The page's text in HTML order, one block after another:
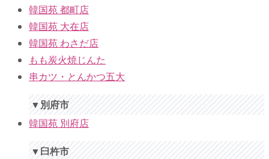
韓国苑 都町店
韓国苑 大在店
韓国苑 わさだ店
もも炭火焼じんた
串カツ・とんかつ五大
▼別府市
韓国苑 別府店
▼臼杵市